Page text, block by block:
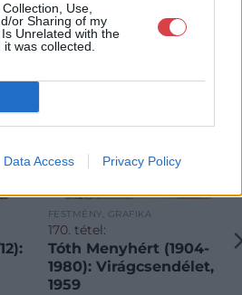
Use,
or Sharing of my
Unrelated with the
was collected.
Data Access Privacy Policy
FESTMÉNY, GRAFIKA
170. tétel:
Tóth Menyhért (1904-
1980): Virágcsendélet,
1959